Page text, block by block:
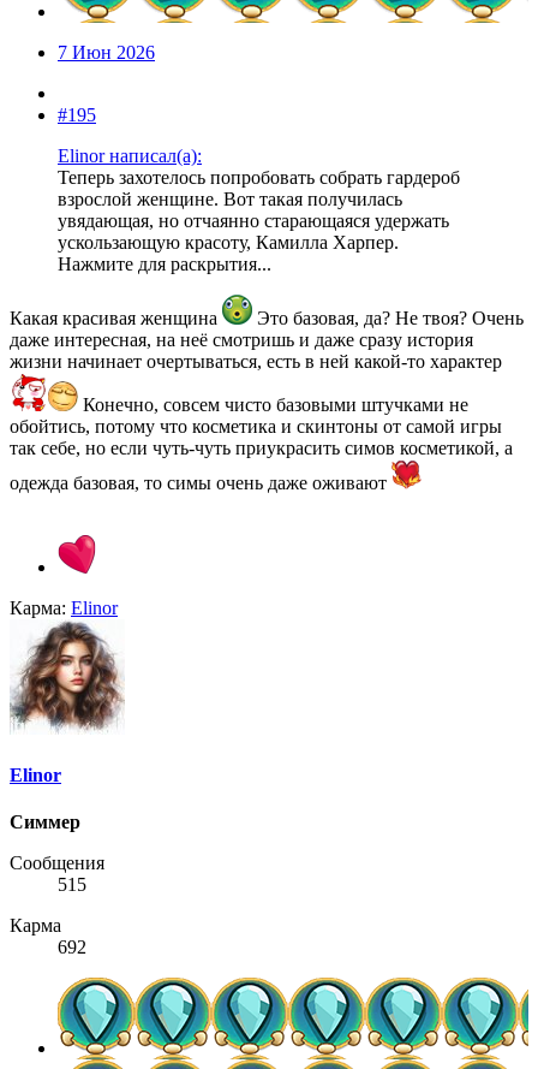
7 Июн 2026
#195
Elinor написал(а):
Теперь захотелось попробовать собрать гардероб
взрослой женщине. Вот такая получилась
увядающая, но отчаянно старающаяся удержать
ускользающую красоту, Камилла Харпер.
Нажмите для раскрытия...
Какая красивая женщина
Это базовая, да? Не твоя? Очень
даже интересная, на неё смотришь и даже сразу история
жизни начинает очертываться, есть в ней какой-то характер
Конечно, совсем чисто базовыми штучками не
обойтись, потому что косметика и скинтоны от самой игры
так себе, но если чуть-чуть приукрасить симов косметикой, а
одежда базовая, то симы очень даже оживают
Карма: Elinor
Elinor
Симмер
Сообщения
515
Карма
692